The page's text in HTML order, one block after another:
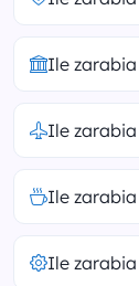
Ile
Ile
Ile
Ile